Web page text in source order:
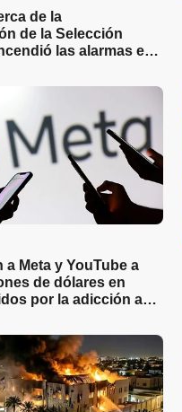
de la
de la Selección
las alarmas en
Meta y YouTube a
de dólares en
por la adicción a